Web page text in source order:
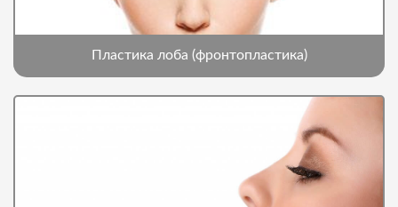
Пластика лоба (фронтопластика)